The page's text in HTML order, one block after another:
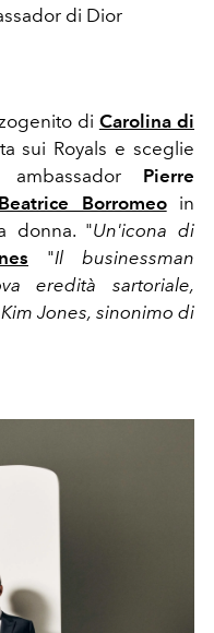
di Dior
di Carolina di
sui Royals e sceglie
Pierre
Beatrice Borromeoin
donna. "Un'icona di
"Il businessman
eredità sartoriale,
Jones, sinonimo di